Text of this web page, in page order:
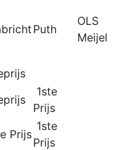
Puth
OLS
Meijel
1ste
Prijs
Prijs
1ste
Prijs